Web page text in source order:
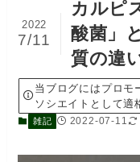
カルピ
酸菌」
質の違
2022
7/11
当ブログにはプロモ
ソシエイトとして適
雑記 2022-07-11